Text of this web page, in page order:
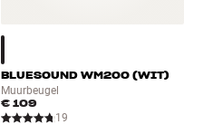
BLUESOUND WM200 (WIT)
Muurbeugel
€ 109
19